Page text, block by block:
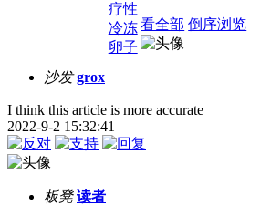
疗性
冷冻
卵子
看全部 倒序浏览
沙发 grox
I think this article is more accurate
2022-9-2 15:32:41
板凳 读者